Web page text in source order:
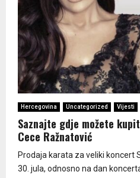
Hercegovina Uncategorized Vijesti
Saznajte gdje možete
Cece Ražnatović
Prodaja karata za veliki koncert
30. jula, odnosno na dan